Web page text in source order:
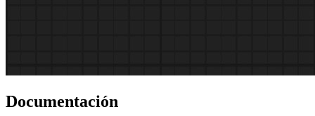
Documentación